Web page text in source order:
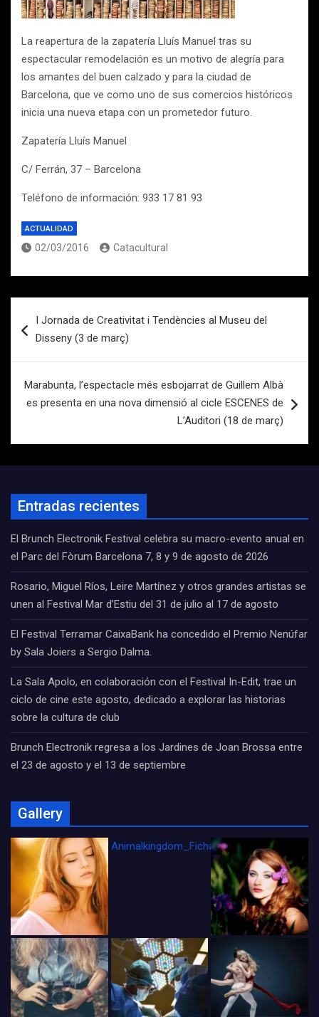
La reapertura de la zapatería Lluís Manuel tras su
espectacular remodelación es un motivo de alegría para
los amantes del buen calzado y para la ciudad de
Barcelona, que ve como uno de sus comercios históricos
inicia una nueva etapa con un prometedor futuro.
Zapatería Lluís Manuel
C/ Ferrán, 37 – Barcelona
Teléfono de información: 933 17 81 93
ACTUALIDAD
02/03/2016 Catacultural
de
I Jornada de Creativitat i Tendències al Museu del
Disseny (3 de març)
Marabunta, l’espectacle més esbojarrat de Guillem Albà
es presenta en una nova dimensió al cicle ESCENES de
L’Auditori (18 de març)
Entradas recientes
El Brunch Electronik Festival celebra su macro-evento anual en
el Parc del Fòrum Barcelona 7, 8 y 9 de agosto de 2026
Rosario, Miguel Ríos, Leire Martínez y otros grandes artistas se
unen al Festival Mar d’Estiu del 31 de julio al 17 de agosto
El Festival Terramar CaixaBank ha concedido el Premio Nenúfar
by Sala Joiers a Sergio Dalma.
La Sala Apolo, en colaboración con el Festival In-Edit, trae un
ciclo de cine este agosto, dedicado a explorar las historias
sobre la cultura de club
Brunch Electronik regresa a los Jardines de Joan Brossa entre
el 23 de agosto y el 13 de septiembre
Gallery
Animalkingdom_FichaCine